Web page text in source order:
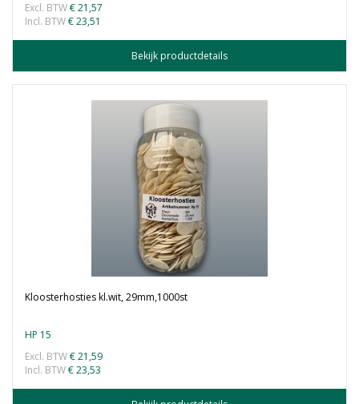
Excl. BTW€ 21,57
Incl. BTW€ 23,51
Bekijk productdetails
Kloosterhosties kl.wit, 29mm,1000st
HP 15
Excl. BTW€ 21,59
Incl. BTW€ 23,53